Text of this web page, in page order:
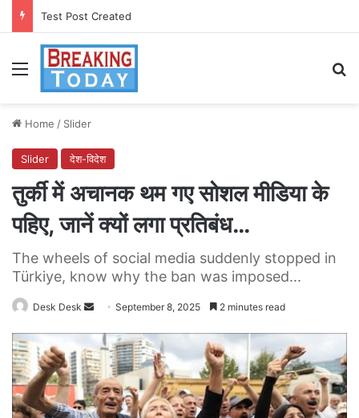
Test Post Created
Menu
Home / Slider
Slider देश-विदेश
तुर्की में अचानक थम गए सोशल मीडिया के
पहिए, जानें क्यों लगा प्रतिबंध…
The wheels of social media suddenly stopped in
Türkiye, know why the ban was imposed...
Desk Desk
Send
email
September 8, 2025 2 minutes read